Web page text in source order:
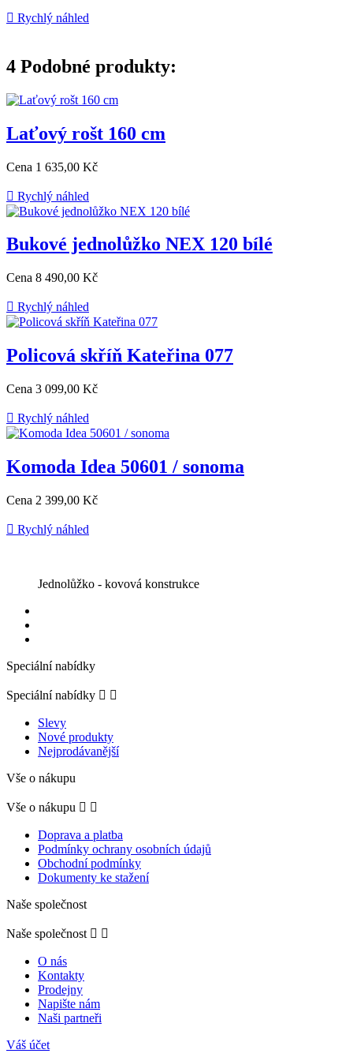
 Rychlý náhled
4 Podobné produkty:
Laťový rošt 160 cm
Cena 1 635,00 Kč
 Rychlý náhled
Bukové jednolůžko NEX 120 bílé
Cena 8 490,00 Kč
 Rychlý náhled
Policová skříň Kateřina 077
Cena 3 099,00 Kč
 Rychlý náhled
Komoda Idea 50601 / sonoma
Cena 2 399,00 Kč
 Rychlý náhled
Jednolůžko - kovová konstrukce
Speciální nabídky
Speciální nabídky  
Slevy
Nové produkty
Nejprodávanější
Vše o nákupu
Vše o nákupu  
Doprava a platba
Podmínky ochrany osobních údajů
Obchodní podmínky
Dokumenty ke stažení
Naše společnost
Naše společnost  
O nás
Kontakty
Prodejny
Napište nám
Naši partneři
Váš účet